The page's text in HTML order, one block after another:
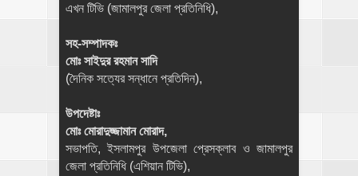
এখন টিভি (জামালপুর জেলা প্রতিনিধি),
সহ-সম্পাদকঃ
মোঃ সাইদুর রহমান সাদি
(দৈনিক সত্যের সন্ধানে প্রতিদিন),
উপদেষ্টাঃ
মোঃ মোরাদুজ্জামান মোরাদ,
সভাপতি, ইসলামপুর উপজেলা প্রেসক্লাব ও জামালপুর
জেলা প্রতিনিধি (এশিয়ান টিভি),